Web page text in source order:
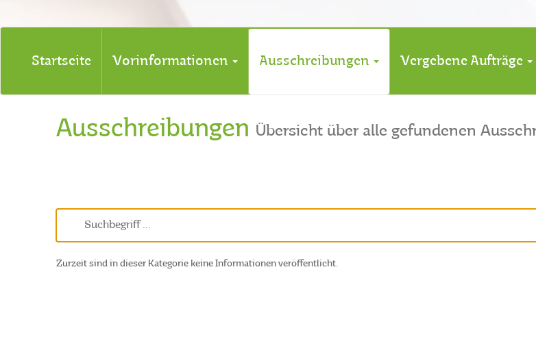
Startseite Vorinformationen Ausschreibungen Vergebene Aufträge
Ausschreibungen Übersicht über alle gefundenen
Zurzeit sind in dieser Kategorie keine Informationen veröffentlicht.